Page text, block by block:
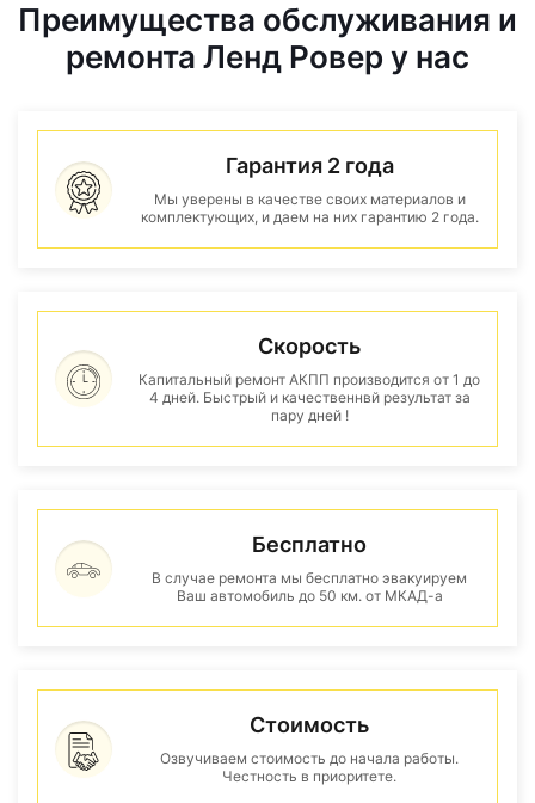
Преимущества обслуживания и
ремонта Ленд Ровер у нас
Гарантия 2 года
Мы уверены в качестве своих материалов и
комплектующих, и даем на них гарантию 2 года.
Скорость
Капитальный ремонт АКПП производится от 1 до
4 дней. Быстрый и качественнвй результат за
пару дней !
Бесплатно
В случае ремонта мы бесплатно эвакуируем
Ваш автомобиль до 50 км. от МКАД-а
Стоимость
Озвучиваем стоимость до начала работы.
Честность в приоритете.